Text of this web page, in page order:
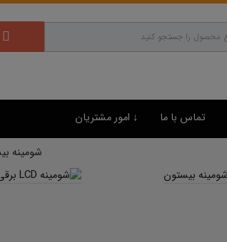
تماس با ما ↓ امور مشتریان